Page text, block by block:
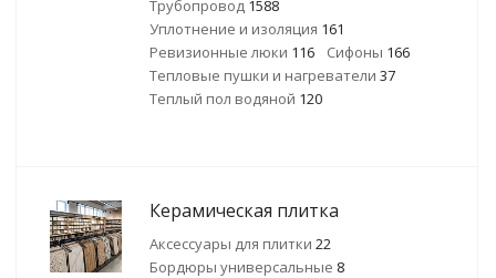
Трубопровод 1588
Уплотнение и изоляция 161
Ревизионные люки 116 Сифоны 166
Тепловые пушки и нагреватели 37
Теплый пол водяной 120
Керамическая плитка
Аксессуары для плитки 22
Бордюры универсальные 8